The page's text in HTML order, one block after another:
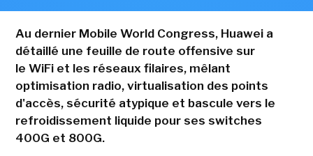
Au dernier Mobile World Congress, Huawei a
détaillé une feuille de route offensive sur
le WiFi et les réseaux filaires, mêlant
optimisation radio, virtualisation des points
d'accès, sécurité atypique et bascule vers le
refroidissement liquide pour ses switches
400G et 800G.